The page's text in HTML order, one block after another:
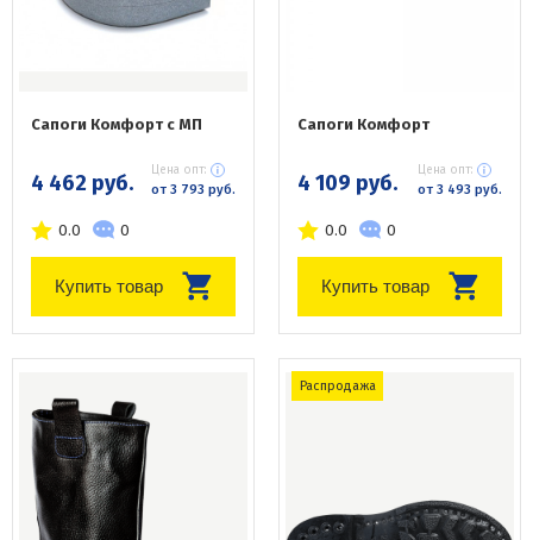
Сапоги Комфорт с МП
4 462 руб. Цена опт:
от 3 793 руб.
0.0 0
Купить товар
Сапоги Комфорт
4 109 руб. Цена опт:
от 3 493 руб.
0.0 0
Купить товар
Распродажа